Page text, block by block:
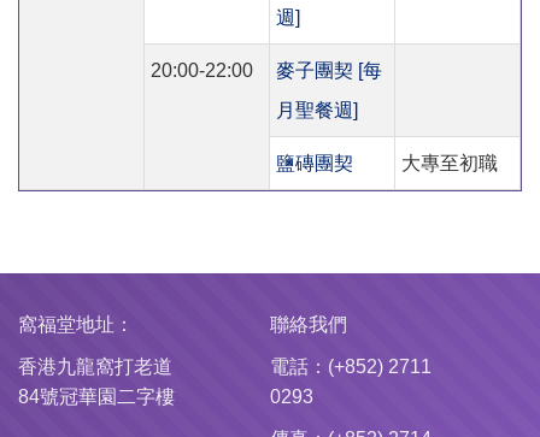
週]
20:00-22:00
麥子團契 [每
月聖餐週]
鹽磚團契 大專至初職
窩福堂地址：
香港九龍窩打老道
84號冠華園二字樓
聯絡我們
電話：(+852) 2711
0293